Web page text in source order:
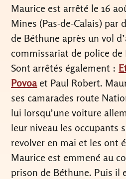
Maurice est arrêté le 16
Mines (Pas-de-Calais) par
de Béthune après un vol
commissariat de police de
Sont arrêtés également :
Povoaet Paul Robert.
ses camarades route
lui lorsqu’une voiture
leur niveau les occupants
revolver en mai et les ont
Maurice est emmené au
prison de Béthune. Puis il